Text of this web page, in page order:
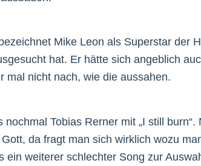
Mike Leon als Superstar der
hat. Er hätte sich angeblich
mal nicht nach, wie die aussahen.
nochmal Tobias Rerner mit „I still
da fragt man sich wirklich wozu
ein weiterer schlechter Song zur